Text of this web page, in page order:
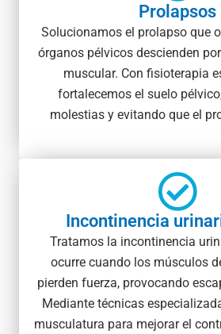
Prolapsos
Solucionamos el prolapso que
órganos pélvicos descienden
muscular. Con fisioterapia
fortalecemos el suelo
molestias y evitando que el
Incontinencia
Tratamos la incontinencia
ocurre cuando los músculos
pierden fuerza, provocando
Mediante técnicas
musculatura para mejorar el